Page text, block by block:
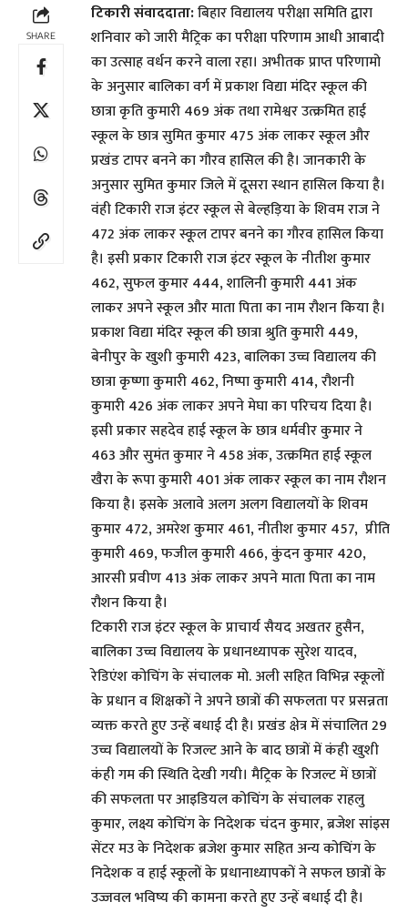
SHARE
टिकारी संवाददाता:बिहार विद्यालय परीक्षा समिति द्वारा
शनिवार को जारी मैट्रिक का परीक्षा परिणाम आधी आबादी
का उत्साह वर्धन करने वाला रहा। अभीतक प्राप्त परिणामो
के अनुसार बालिका वर्ग में प्रकाश विद्या मंदिर स्कूल की
छात्रा कृति कुमारी 469 अंक तथा रामेश्वर उत्क्रमित हाई
स्कूल के छात्र सुमित कुमार 475 अंक लाकर स्कूल और
प्रखंड टापर बनने का गौरव हासिल की है। जानकारी के
अनुसार सुमित कुमार जिले में दूसरा स्थान हासिल किया है।
वंही टिकारी राज इंटर स्कूल से बेल्हड़िया के शिवम राज ने
472 अंक लाकर स्कूल टापर बनने का गौरव हासिल किया
है। इसी प्रकार टिकारी राज इंटर स्कूल के नीतीश कुमार
462, सुफल कुमार 444, शालिनी कुमारी 441 अंक
लाकर अपने स्कूल और माता पिता का नाम रौशन किया है।
प्रकाश विद्या मंदिर स्कूल की छात्रा श्रुति कुमारी 449,
बेनीपुर के खुशी कुमारी 423, बालिका उच्च विद्यालय की
छात्रा कृष्णा कुमारी 462, निष्पा कुमारी 414, रौशनी
कुमारी 426 अंक लाकर अपने मेघा का परिचय दिया है।
इसी प्रकार सहदेव हाई स्कूल के छात्र धर्मवीर कुमार ने
463 और सुमंत कुमार ने 458 अंक, उत्क्रमित हाई स्कूल
खैरा के रूपा कुमारी 401 अंक लाकर स्कूल का नाम रौशन
किया है। इसके अलावे अलग अलग विद्यालयों के शिवम
कुमार 472, अमरेश कुमार 461, नीतीश कुमार 457, प्रीति
कुमारी 469, फजील कुमारी 466, कुंदन कुमार 420,
आरसी प्रवीण 413 अंक लाकर अपने माता पिता का नाम
रौशन किया है।
टिकारी राज इंटर स्कूल के प्राचार्य सैयद अखतर हुसैन,
बालिका उच्च विद्यालय के प्रधानध्यापक सुरेश यादव,
रेडिएंश कोचिंग के संचालक मो. अली सहित विभिन्न स्कूलों
के प्रधान व शिक्षकों ने अपने छात्रों की सफलता पर प्रसन्नता
व्यक्त करते हुए उन्हें बधाई दी है। प्रखंड क्षेत्र में संचालित 29
उच्च विद्यालयों के रिजल्ट आने के बाद छात्रों में कंही खुशी
कंही गम की स्थिति देखी गयी। मैट्रिक के रिजल्ट में छात्रों
की सफलता पर आइडियल कोचिंग के संचालक राहलु
कुमार, लक्ष्य कोचिंग के निदेशक चंदन कुमार, ब्रजेश सांइस
सेंटर मउ के निदेशक ब्रजेश कुमार सहित अन्य कोचिंग के
निदेशक व हाई स्कूलों के प्रधानाध्यापकों ने सफल छात्रों के
उज्जवल भविष्य की कामना करते हुए उन्हें बधाई दी है।